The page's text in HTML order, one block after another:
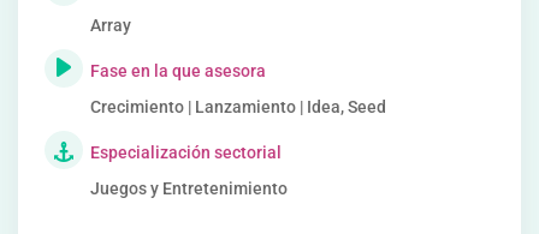
Array
Fase en la que asesora
Crecimiento | Lanzamiento | Idea, Seed
Especialización sectorial
Juegos y Entretenimiento